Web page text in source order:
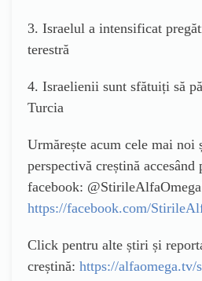
3. Israelul a intensificat
terestră
4. Israelienii sunt sfătuiți să
Turcia
Urmărește acum cele mai noi
perspectivă creștină accesând
facebook:
https://facebook.com/
Click pentru alte știri și
creștină: https://alfaomega.tv/